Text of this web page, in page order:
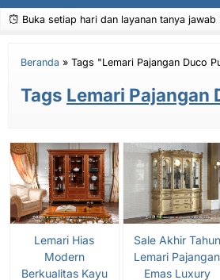
Buka setiap hari dan layanan tanya jawab
Beranda » Tags "Lemari Pajangan Duco
Tags Lemari Pajangan
Lemari Hias
Modern
Berkualitas Kayu
Sale Akhir Tahun
Lemari Pajangan
Emas Luxury